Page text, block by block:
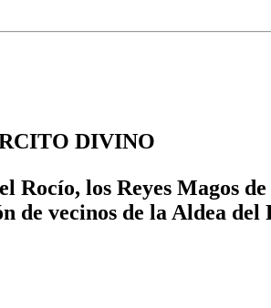
DIVINO
Rocío, los Reyes Magos
de vecinos de la Aldea del